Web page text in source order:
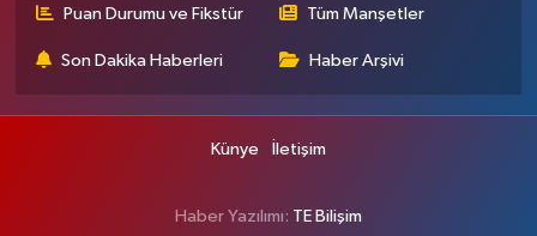
Puan Durumu ve Fikstür Tüm Manşetler
Son Dakika Haberleri Haber Arşivi
Künye İletişim
Haber Yazılımı: TE Bilişim